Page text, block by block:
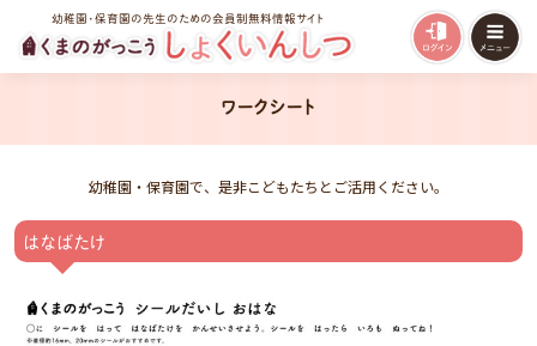
幼稚園・保育園の先生のための会員制無料情報サイト
ワークシート
幼稚園・保育園で、是非こどもたちとご活用ください。
はなばたけ